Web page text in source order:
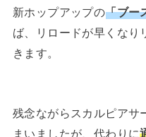
新ホップアップの「ブー
ば、リロードが早くなり
きます。
残念ながらスカルピアサ
まいましたが、代わりに